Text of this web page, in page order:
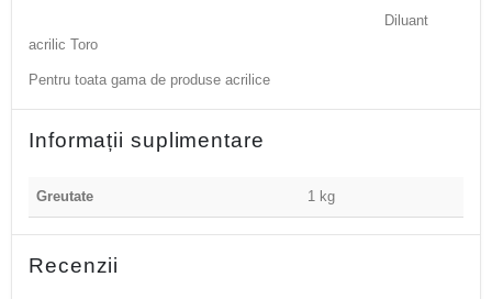
Diluant
acrilic Toro
Pentru toata gama de produse acrilice
Informații suplimentare
Greutate 1 kg
Recenzii